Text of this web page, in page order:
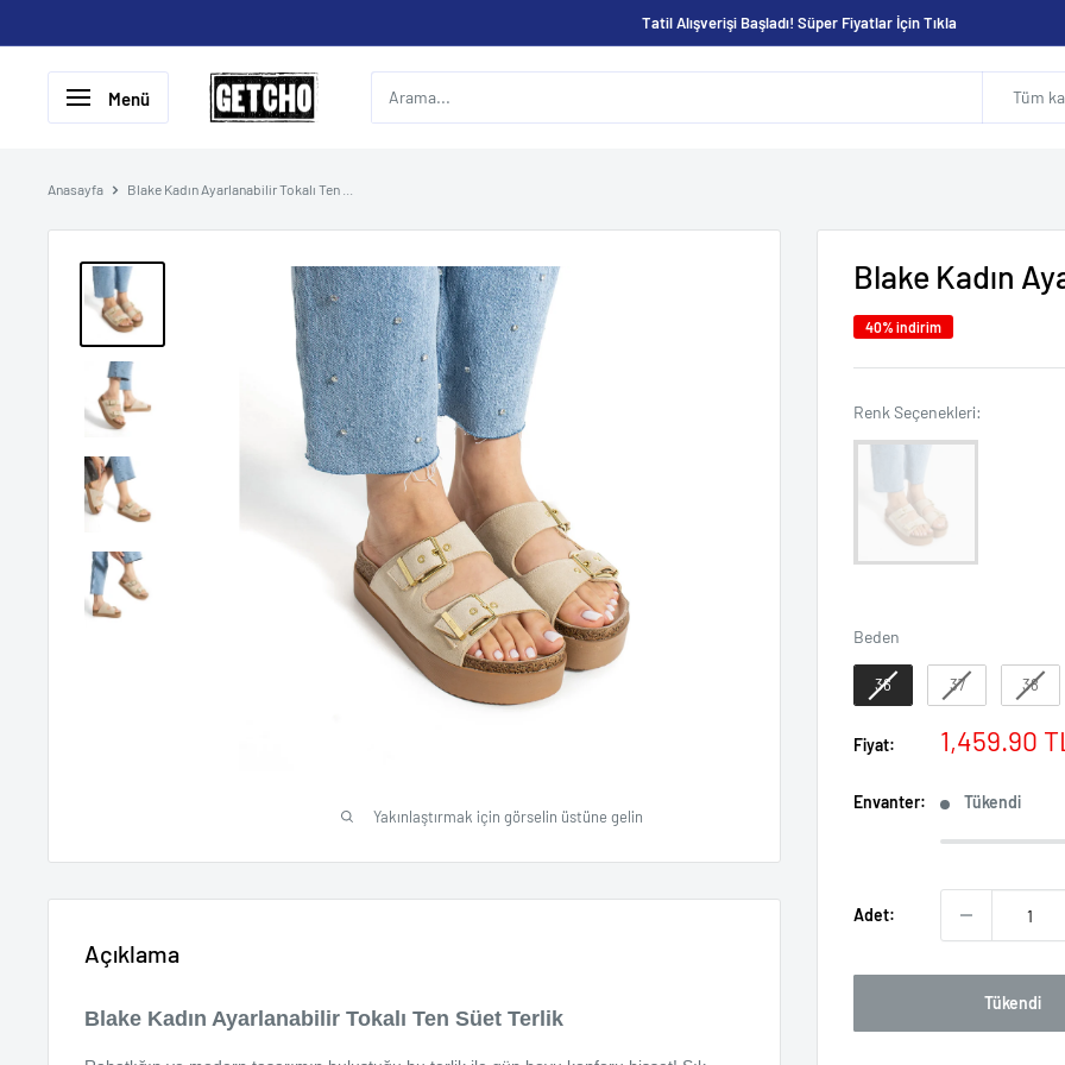
geç
Tatil Alışverişi Başladı! Süper Fiyatlar İçin Tıkla
Menü
GETCHO
Tüm
Anasayfa Blake Kadın Ayarlanabilir Tokalı Ten ...
Yakınlaştırmak için görselin üstüne gelin
Blake Kadın
40% indirim
Renk Seçenekleri:
Beden
36 37 38
Fiyat:
İndirimli
1,459.90
Envanter: Tükendi
Adet:
Tükendi
Açıklama
Blake Kadın Ayarlanabilir Tokalı Ten Süet Terlik